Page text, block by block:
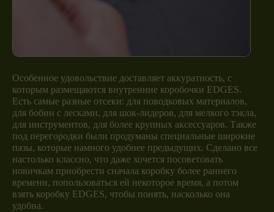
Особенное удовольствие доставляет аккуратность, с
которым размещаются внутренние коробочки EDGES.
Есть самые разные отсеки: для поводковых материалов,
для бобин с лесками, для шок-лидеров, для мелкого тэкла,
для инструментов, для более крупных аксессуаров. Также
под перегородки были продуманы специальные широкие
пазы, которые намного удобнее предыдущих. Сделано все
настолько классно, что даже хочется посоветовать
новичкам приобрести сначала коробку более раннего
времени, попользоваться ей некоторое время, а потом
взять коробку EDGES, чтобы понять, насколько она
удобна.